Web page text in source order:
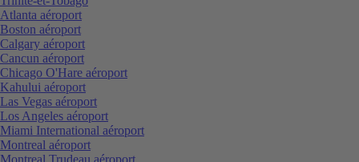
Atlanta aéroport
Boston aéroport
Calgary aéroport
Cancun aéroport
Chicago O'Hare aéroport
Kahului aéroport
Las Vegas aéroport
Los Angeles aéroport
Miami International aéroport
Montreal aéroport
Montreal Trudeau aéroport